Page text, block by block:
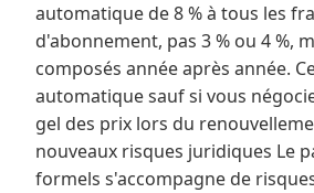
automatique de 8 % à tous les
d'abonnement, pas 3 % ou 4 %,
composés année après année.
automatique sauf si vous
gel des prix lors du
nouveaux risques juridiques Le
formels s'accompagne de